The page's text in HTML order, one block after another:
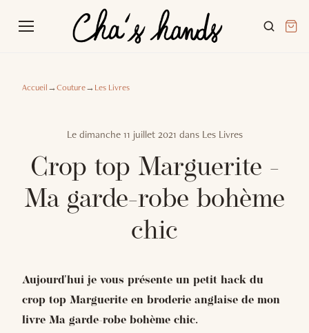
Accueil→Couture→Les Livres
Le dimanche 11 juillet 2021 dans Les Livres
Crop top Marguerite -
Ma garde-robe bohème
chic
Aujourd'hui je vous présente un petit hack du
crop top Marguerite en broderie anglaise de mon
livre Ma garde-robe bohème chic.